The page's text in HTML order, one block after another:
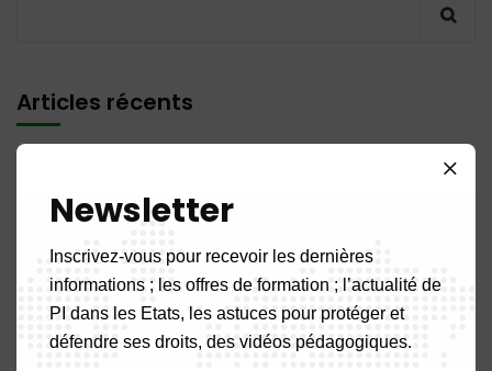
Articles récents
PUBLICATION N° 11DM / 2026 du 31 Juillet 2026
PUBLICATION N° 04 BR / 2026 du 31 Juillet 2026
Newsletter
Inscrivez-vous pour recevoir les dernières
informations ; les offres de formation ; l’actualité de
PI dans les Etats, les astuces pour protéger et
défendre ses droits, des vidéos pédagogiques.